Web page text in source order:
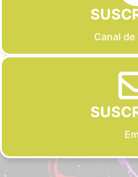
Canal de